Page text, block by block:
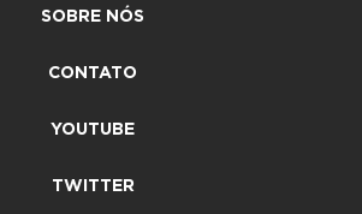
SOBRE NÓS
CONTATO
YOUTUBE
TWITTER